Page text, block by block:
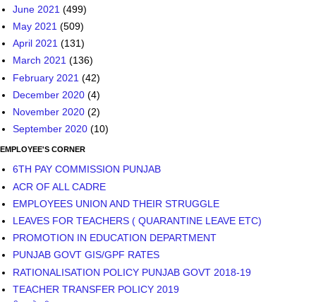
June 2021 (499)
May 2021 (509)
April 2021 (131)
March 2021 (136)
February 2021 (42)
December 2020 (4)
November 2020 (2)
September 2020 (10)
EMPLOYEE'S CORNER
6TH PAY COMMISSION PUNJAB
ACR OF ALL CADRE
EMPLOYEES UNION AND THEIR STRUGGLE
LEAVES FOR TEACHERS ( QUARANTINE LEAVE ETC)
PROMOTION IN EDUCATION DEPARTMENT
PUNJAB GOVT GIS/GPF RATES
RATIONALISATION POLICY PUNJAB GOVT 2018-19
TEACHER TRANSFER POLICY 2019